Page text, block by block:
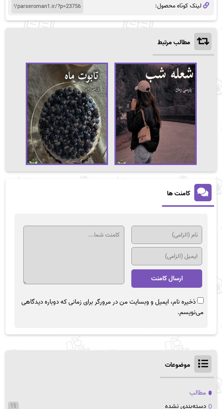
لینک کوتاه محصول:
مطالب مرتبط
کامنت ها
ذخیره نام، ایمیل و وبسایت من در مرورگر برای زمانی که دوباره دیدگاهی
می‌نویسم.
موضوعات
مطالب
دسته‌بندی نشده
15